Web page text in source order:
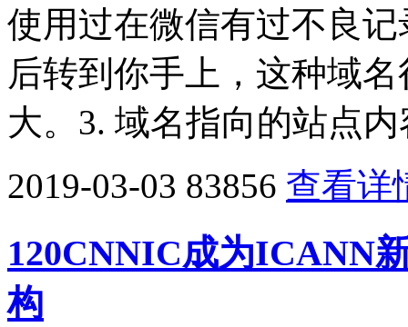
使用过在微信有过不良
后转到你手上，这种域
大。3. 域名指向的站点内
2019-03-03 83856 查看详
120CNNIC成为ICANN
构